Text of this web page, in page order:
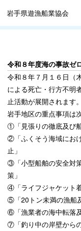
岩手県遊漁船業協会
令和８年度海の事故ゼ
令和８年７月１６日（
による死亡・行方不明
止活動が展開されます。
岩手地区の重点事項は
①「見張りの徹底及び
②「ふくそう海域にお
止」
③「小型船舶の安全対
策」
④「ライフジャケット
⑤「20トン未満の漁船
⑥「漁業者の海中転落
⑦「釣り中の岸壁から